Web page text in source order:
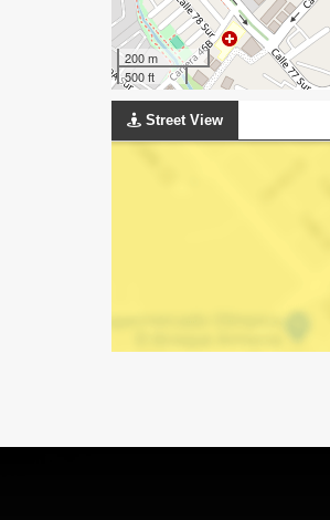
200 m
500 ft
Street View